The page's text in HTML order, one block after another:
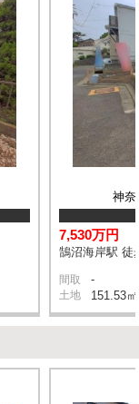
神奈
7,530万円
鵠沼海岸駅 徒
間取 -
土地 151.53㎡